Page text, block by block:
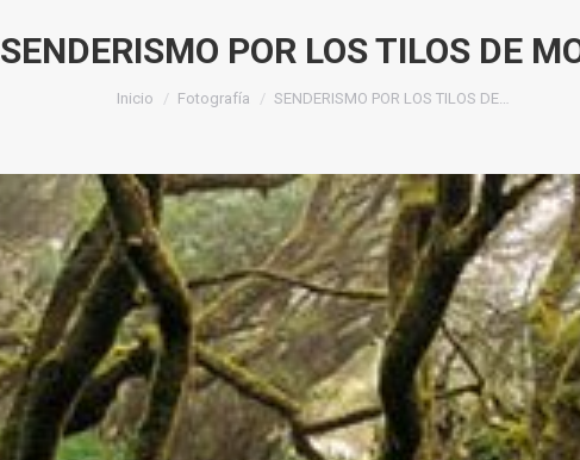
SENDERISMO POR LOS TILOS DE
Estás aquí:
Inicio Fotografía SENDERISMO POR LOS TILOS DE…